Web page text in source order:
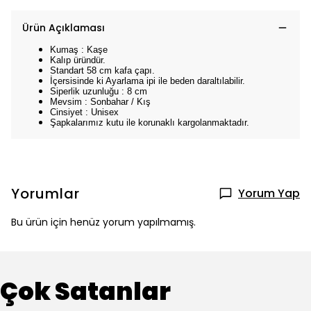
Ürün Açıklaması
Kumaş : Kaşe
Kalıp üründür.
Standart 58 cm kafa çapı.
İçersisinde ki Ayarlama ipi ile beden daraltılabilir.
Siperlik uzunluğu : 8 cm
Mevsim : Sonbahar / Kış
Cinsiyet : Unisex
Şapkalarımız kutu ile korunaklı kargolanmaktadır.
Yorumlar Yorum Yap
Bu ürün için henüz yorum yapılmamış.
Çok Satanlar